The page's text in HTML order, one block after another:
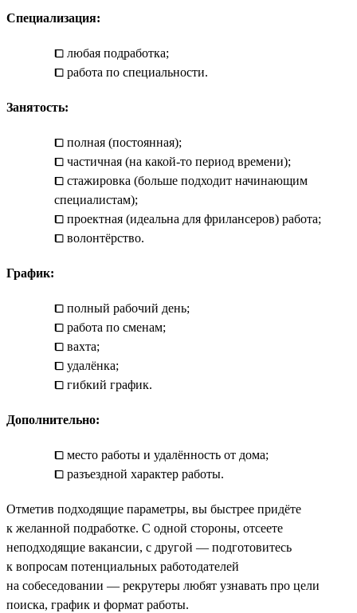
Специализация:
⧠ любая подработка;
⧠ работа по специальности.
Занятость:
⧠ полная (постоянная);
⧠ частичная (на какой-то период времени);
⧠ стажировка (больше подходит начинающим
специалистам);
⧠ проектная (идеальна для фрилансеров) работа;
⧠ волонтёрство.
График:
⧠ полный рабочий день;
⧠ работа по сменам;
⧠ вахта;
⧠ удалёнка;
⧠ гибкий график.
Дополнительно:
⧠ место работы и удалённость от дома;
⧠ разъездной характер работы.
Отметив подходящие параметры, вы быстрее придёте
к желанной подработке. С одной стороны, отсеете
неподходящие вакансии, с другой — подготовитесь
к вопросам потенциальных работодателей
на собеседовании — рекрутеры любят узнавать про цели
поиска, график и формат работы.